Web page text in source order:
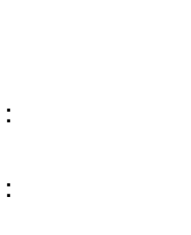
地学习远程
非学院是在
术、交流等
人种音乐学
13个系。它们
亚和岛屿语